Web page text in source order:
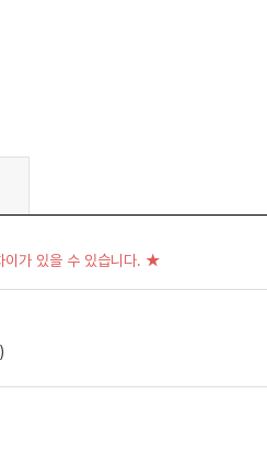
이가 있을 수 있습니다. ★